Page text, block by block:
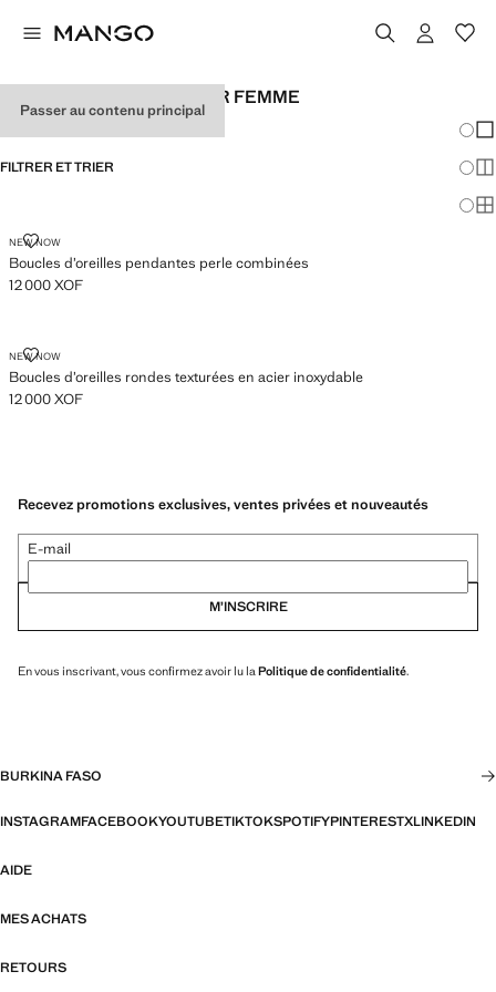
Passer au contenu principal
BOUCLE D'OREILLE POUR FEMME
FILTRER ET TRIER
NEW NOW
Boucles d’oreilles pendantes perle combinées
BOUCLES D’OREILLES PENDANTES PERLE COMBINÉES
Prix actuel [12 000 XOF ]
12 000 XOF
NEW NOW
Boucles d’oreilles rondes texturées en acier inoxydable
BOUCLES D’OREILLES RONDES TEXTURÉES EN ACIER INOXYDABLE
Prix actuel [12 000 XOF ]
12 000 XOF
Recevez promotions exclusives, ventes privées et nouveautés
E-mail
M’INSCRIRE
En vous inscrivant, vous confirmez avoir lu la Politique de confidentialité.
BURKINA FASO
INSTAGRAMFACEBOOKYOUTUBETIKTOKSPOTIFYPINTERESTXLINKEDIN
AIDE
MES ACHATS
RETOURS